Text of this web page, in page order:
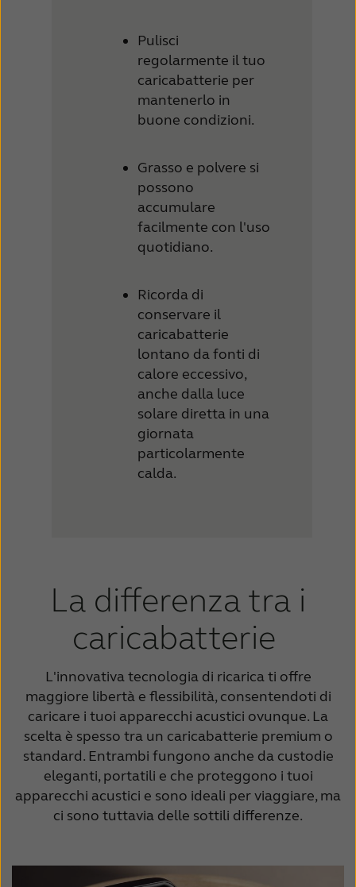
Pulisci
regolarmente il tuo
caricabatterie per
mantenerlo in
buone condizioni.
Grasso e polvere si
possono
accumulare
facilmente con l'uso
quotidiano.
Ricorda di
conservare il
caricabatterie
lontano da fonti di
calore eccessivo,
anche dalla luce
solare diretta in una
giornata
particolarmente
calda.
La differenza tra i
caricabatterie
L'innovativa tecnologia di ricarica ti offre
maggiore libertà e flessibilità, consentendoti di
caricare i tuoi apparecchi acustici ovunque. La
scelta è spesso tra un caricabatterie premium o
standard. Entrambi fungono anche da custodie
eleganti, portatili e che proteggono i tuoi
apparecchi acustici e sono ideali per viaggiare, ma
ci sono tuttavia delle sottili differenze.